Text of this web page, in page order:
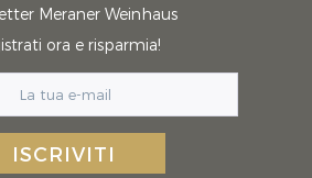
Meraner Weinhaus
ora e risparmia!
ISCRIVITI